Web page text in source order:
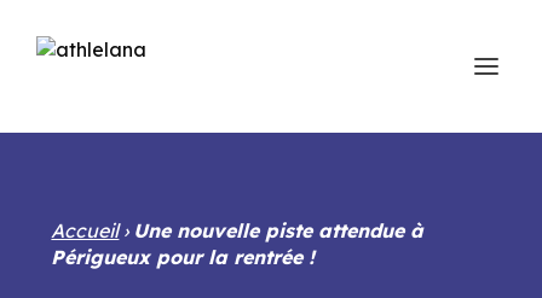
Accueil› Une nouvelle piste attendue à
Périgueux pour la rentrée !